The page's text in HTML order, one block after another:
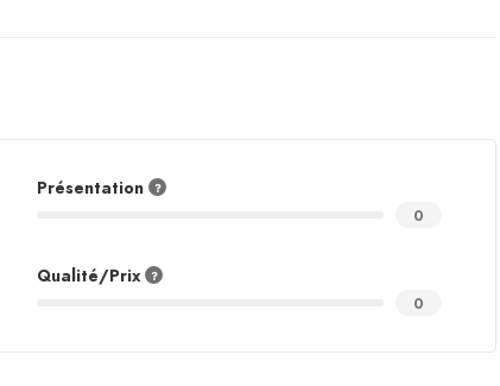
Présentation
0
Qualité/Prix
0